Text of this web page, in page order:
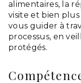
alimentaires, la
visite et bien
vous guider à
processus, en
protégés.